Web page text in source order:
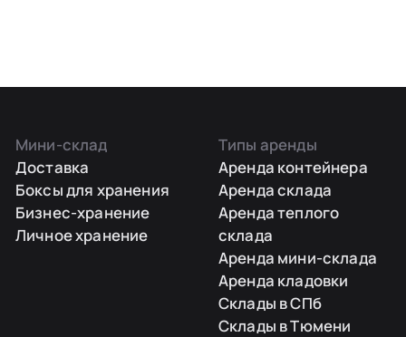
Мини-склад
Доставка
Боксы для хранения
Бизнес-хранение
Личное хранение
Типы аренды
Аренда контейнера
Аренда склада
Аренда теплого
склада
Аренда мини-склада
Аренда кладовки
Склады в СПб
Склады в Тюмени